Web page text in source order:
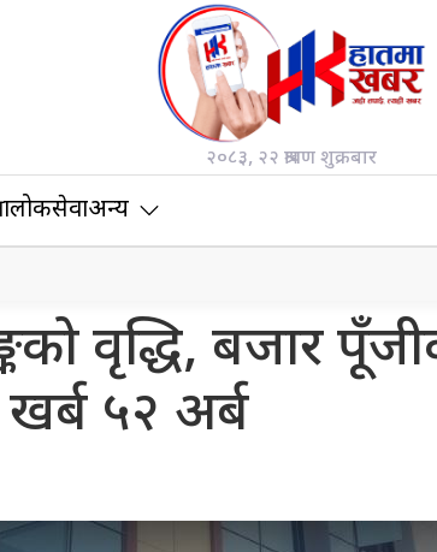
२०८३, २२ श्रावण शुक्रबार
लोकसेवाअन्य
वृद्धि, बजार
खर्ब ५२ अर्ब